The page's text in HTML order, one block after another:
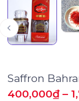
Saffron
400,000₫–